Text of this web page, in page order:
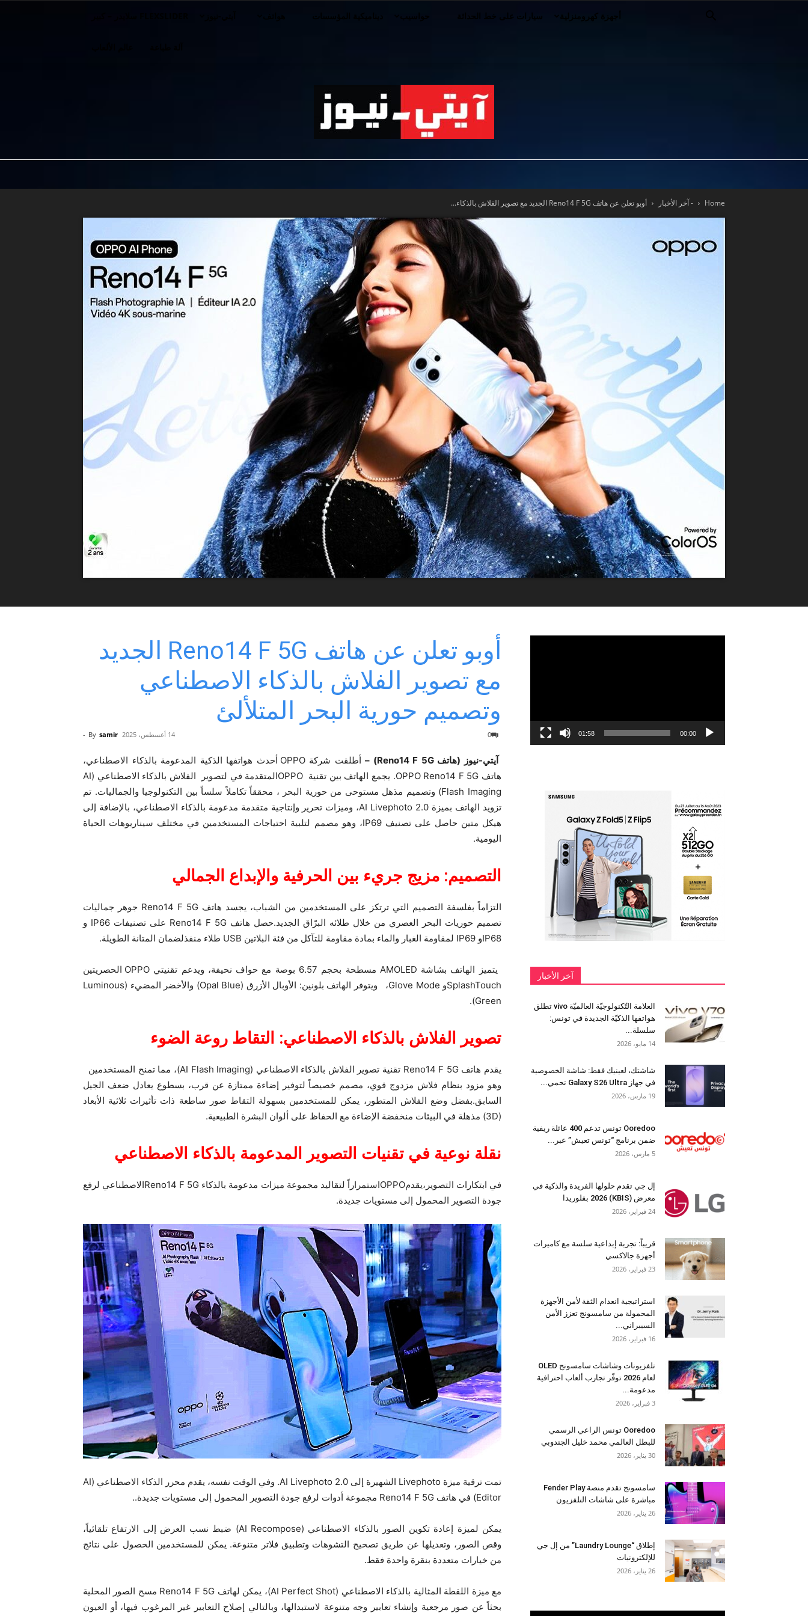
سيارات على خط الحداثة أجهزة كهرومنزلية
News
Home - آخر الأخبار أوبو تعلن عن هاتف Reno14 F 5G الجديد مع تصوير الفلاش بالذكاء...
أوبو تعلن عن هاتف Reno14 F 5G الجديد
مع تصوير الفلاش بالذكاء الاصطناعي
وتصميم حورية البحر المتلألئ
By samir
- 14 أغسطس، 2025 0
آيتي-نيوز (هاتف Reno14 F 5G) –
أطلقت شركة OPPO أحدث هواتفها الذكية المدعومة بالذكاء الاصطناعي،
هاتف OPPO Reno14 F 5G. يجمع الهاتف بين تقنية OPPOالمتقدمة في لتصوير الفلاش بالذكاء الاصطناعي (AI
Flash Imaging) وتصميم مذهل مستوحى من حورية البحر ، محققاً تكاملاً سلساً بين التكنولوجيا والجماليات. تم
تزويد الهاتف بميزة AI Livephoto 2.0، وميزات تحرير وإنتاجية متقدمة مدعومة بالذكاء الاصطناعي، بالإضافة إلى
هيكل متين حاصل على تصنيف IP69، وهو مصمم لتلبية احتياجات المستخدمين في مختلف سيناريوهات الحياة
اليومية.
التصميم: مزيج جريء بين الحرفية والإبداع الجمالي
التزاماً بفلسفة التصميم التي ترتكز على المستخدمين من الشباب، يجسد هاتف Reno14 F 5G جوهر جماليات
تصميم حوريات البحر العصري من خلال طلائه البرّاق الجديد.حصل هاتف Reno14 F 5G على تصنيفات IP66 و
IP68و IP69 لمقاومة الغبار والماء بمادة مقاومة للتآكل من فئة البلاتين USB طلاء منفذلضمان المتانة الطويلة.
يتميز الهاتف بشاشة AMOLED مسطحة بحجم 6.57 بوصة مع حواف نحيفة، ويدعم تقنيتي OPPO الحصريتين
SplashTouchو Glove Mode، ويتوفر الهاتف بلونين: الأوبال الأزرق (Opal Blue) والأخضر المضيء (Luminous
Green).
تصوير الفلاش بالذكاء الاصطناعي: التقاط روعة الضوء
يقدم هاتف Reno14 F 5G تقنية تصوير الفلاش بالذكاء الاصطناعي (AI Flash Imaging)، مما تمنح المستخدمين
وهو مزود بنظام فلاش مزدوج قوي، مصمم خصيصاً لتوفير إضاءة ممتازة عن قرب، بسطوع يعادل ضعف الجيل
السابق.بفضل وضع الفلاش المتطور، يمكن للمستخدمين بسهولة التقاط صور ساطعة ذات تأثيرات ثلاثية الأبعاد
(3D) مذهلة في البيئات منخفضة الإضاءة مع الحفاظ على ألوان البشرة الطبيعية.
نقلة نوعية في تقنيات التصوير المدعومة بالذكاء الاصطناعي
في ابتكارات التصوير،يقدمOPPOاستمراراً لتقاليد مجموعة ميزات مدعومة بالذكاء Reno14 F 5Gالاصطناعي لرفع
جودة التصوير المحمول إلى مستويات جديدة.
تمت ترقية ميزة Livephoto الشهيرة إلى AI Livephoto 2.0. وفي الوقت نفسه، يقدم محرر الذكاء الاصطناعي (AI
Editor) في هاتف Reno14 F 5G مجموعة أدوات لرفع جودة التصوير المحمول إلى مستويات جديدة..
يمكن لميزة إعادة تكوين الصور بالذكاء الاصطناعي (AI Recompose) ضبط نسب العرض إلى الارتفاع تلقائياً،
وقص الصور، وتعديلها عن طريق تصحيح التشوهات وتطبيق فلاتر متنوعة. يمكن للمستخدمين الحصول على نتائج
من خيارات متعددة بنقرة واحدة فقط.
مع ميزة اللقطة المثالية بالذكاء الاصطناعي (AI Perfect Shot)، يمكن لهاتف Reno14 F 5G مسح الصور المحلية
بحثاً عن صور مرجعية وإنشاء تعابير وجه متنوعة لاستبدالها، وبالتالي إصلاح التعابير غير المرغوب فيها، أو العيون
00:00
01:58
آخر الأخبار
العلامة التّكنولوجيّة العالميّة vivo تطلق
هواتفها الذكيّة الجديدة في تونس:
سلسلة...
14 مايو، 2026
شاشتك، لعينيك فقط: شاشة الخصوصية
في جهاز Galaxy S26 Ultra تحمي...
19 مارس، 2026
Ooredoo تونس تدعم 400 عائلة ريفية
ضمن برنامج “تونس تعيش” عبر...
5 مارس، 2026
إل جي تقدم حلولها الفريدة والذكية في
معرض (KBIS) 2026 بفلوريدا
24 فبراير، 2026
قريباً: تجربة إبداعية سلسة مع كاميرات
أجهزة جالاكسي
23 فبراير، 2026
استراتيجية انعدام الثقة لأمن الأجهزة
المحمولة من سامسونج تعزز الأمن
السيبراني...
16 فبراير، 2026
تلفزيونات وشاشات سامسونج OLED
لعام 2026 توفّر تجارب ألعاب احترافية
مدعومة...
3 فبراير، 2026
Ooredoo تونس الراعي الرسمي
للبطل العالمي محمد خليل الجندوبي
30 يناير، 2026
سامسونج تقدم منصة Fender Play
مباشرة على شاشات التلفزيون
26 يناير، 2026
إطلاق “Laundry Lounge” من إل جي
للإلكترونيات
26 يناير، 2026